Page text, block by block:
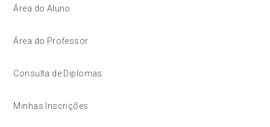
Área do Aluno
Área do Professor
Consulta de Diplomas
Minhas Inscrições